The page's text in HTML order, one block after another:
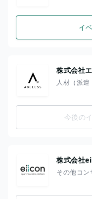
イ
株式会社
人材（派遣
今後の
株式会社
その他コン